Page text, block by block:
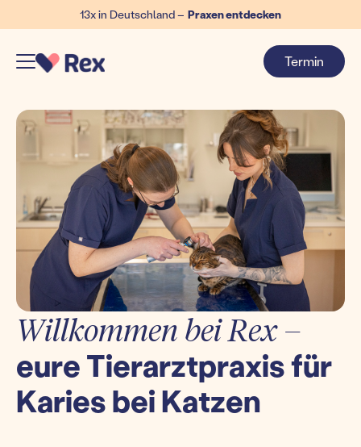
13x in Deutschland – Praxen entdecken
Termin
Willkommen bei Rex –
eure Tierarztpraxis für
Karies bei Katzen